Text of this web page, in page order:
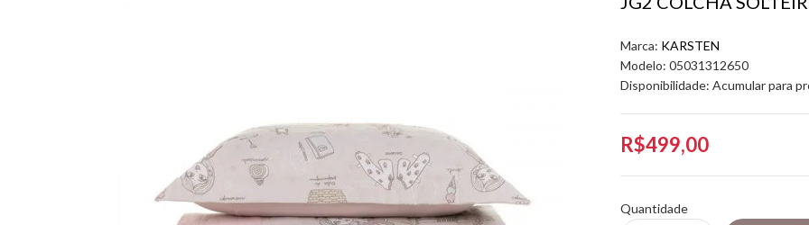
Marca: KARSTEN
Modelo: 05031312650
Disponibilidade: Acumular para
R$499,00
Quantidade